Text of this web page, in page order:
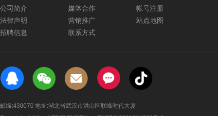
公司简介
法律声明
招聘信息
媒体合作
营销推广
联系方式
帐号注册
站点地图
邮编:430070 地址:湖北省武汉市洪山区联峰时代大厦